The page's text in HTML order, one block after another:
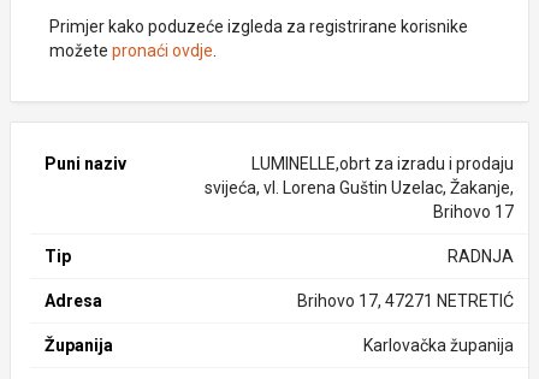
Primjer kako poduzeće izgleda za registrirane korisnike
možete pronaći ovdje
Puni naziv
LUMINELLE,obrt za izradu i prodaju
svijeća, vl. Lorena Guštin Uzelac, Žakanje,
Brihovo 17
Tip RADNJA
Adresa Brihovo 17, 47271 NETRETIĆ
Županija Karlovačka županija